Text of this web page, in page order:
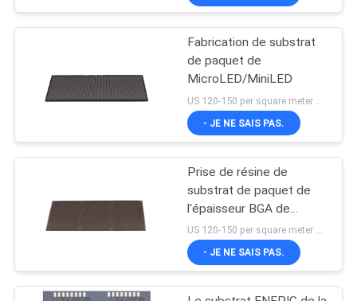
CONTRÔLE
QUALITÉ
NOUS
NOUVELLES
UNE
Substrat de paquet
de petite gorgée
Substrat de paquet
de FCCSP
8
Fabrication de substrat
de paquet de
MicroLED/MiniLED
- JE NE SAIS PAS.
Prise de résine de
substrat de paquet de
l'épaisseur BGA de
Horexs 0.2mm pleine
tous les trous et
électrodéposition de
US 120-150 per square meter MOQ:1 mètre carré
- JE NE SAIS PAS.